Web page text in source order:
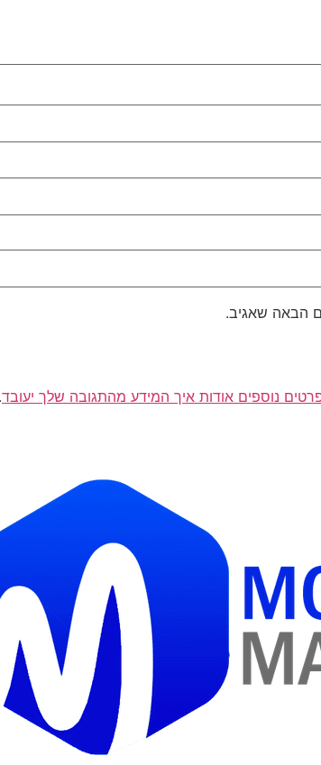
הבאה שאגיב.
נוספים אודות איך המידע מהתגובה שלך יעובד.